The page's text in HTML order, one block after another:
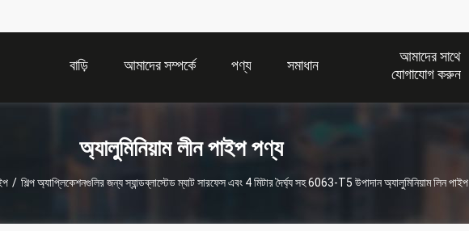
বাড়ি আমাদের সম্পর্কে পণ্য সমাধান
আমাদের সাথে
যোগাযোগ করুন
অ্যালুমিনিয়াম লীন পাইপ পণ্য
/ শিল্প অ্যাপ্লিকেশনগুলির জন্য স্যান্ডব্লাস্টেড ম্যাট সারফেস এবং 4 মিটার দৈর্ঘ্য সহ 6063-T5 উপাদান অ্যালুমিনিয়াম লিন পাইপ